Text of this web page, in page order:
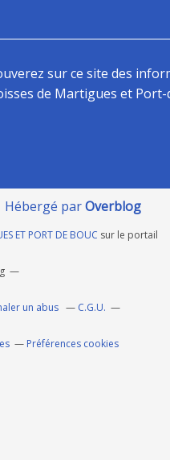
sur ce site des
de Martigues et
parOverblog
ET PORT DE BOUC sur le portail
un abus C.G.U.
Préférences cookies